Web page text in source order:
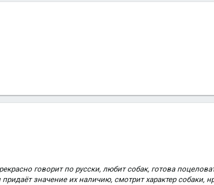
говорит по русски, любит собак, готова
значение их наличию, смотрит характер собаки,